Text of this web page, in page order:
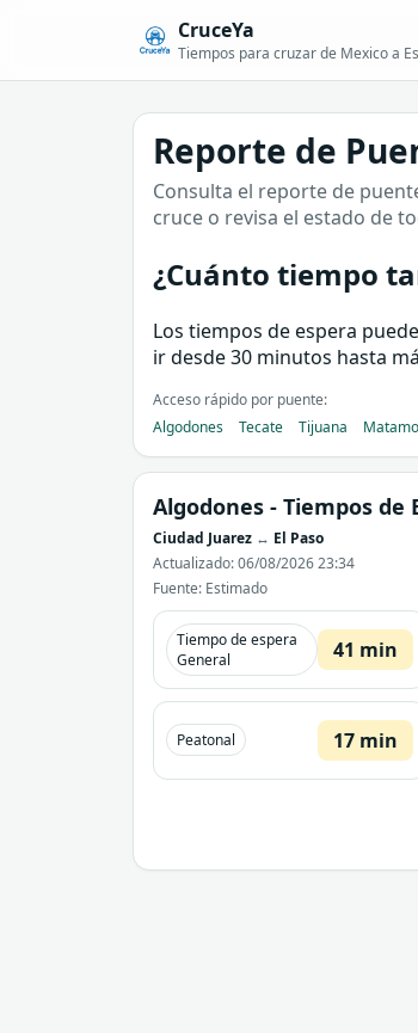
CruceYa
Tiempos para cruzar de Mexico a
Reporte de
Consulta el reporte de
cruce o revisa el estado de
¿Cuánto tiempo
Los tiempos de espera
ir desde 30 minutos hasta
Acceso rápido por puente:
Algodones
Tecate Tijuana
Algodones - Tiempos de
Ciudad Juarez ↔ El Paso
Actualizado: 06/08/2026 23:34
Fuente: Estimado
Tiempo de espera
General
41 min
Peatonal 17 min